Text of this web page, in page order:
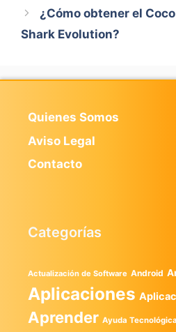
¿Cómo obtener el
Shark Evolution?
Quienes Somos
Aviso Legal
Contacto
Categorías
Actualización de Software Android
Aplicaciones
Aprender Ayuda Tecnológica